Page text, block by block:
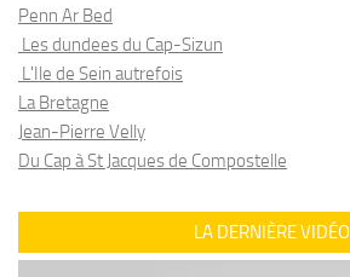
Penn Ar Bed
Les dundees du Cap-Sizun
L'Ile de Sein autrefois
La Bretagne
Jean-Pierre Velly
Du Cap à St Jacques de Compostelle
LA DERNIÈRE VIDÉO